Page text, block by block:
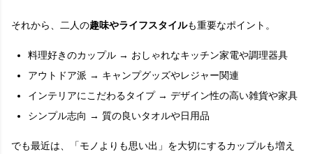
それから、二人の趣味やライフスタイルも重要なポイント。
料理好きのカップル → おしゃれなキッチン家電や調理器具
アウトドア派 → キャンプグッズやレジャー関連
インテリアにこだわるタイプ → デザイン性の高い雑貨や家具
シンプル志向 → 質の良いタオルや日用品
でも最近は、「モノよりも思い出」を大切にするカップルも増え